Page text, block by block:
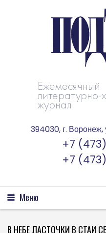
Ежемесячный
литературно-
журнал
394030, г. Воронеж,
+7
+7
Меню
В НЕБЕ ЛАСТОЧКИ В СТАИ